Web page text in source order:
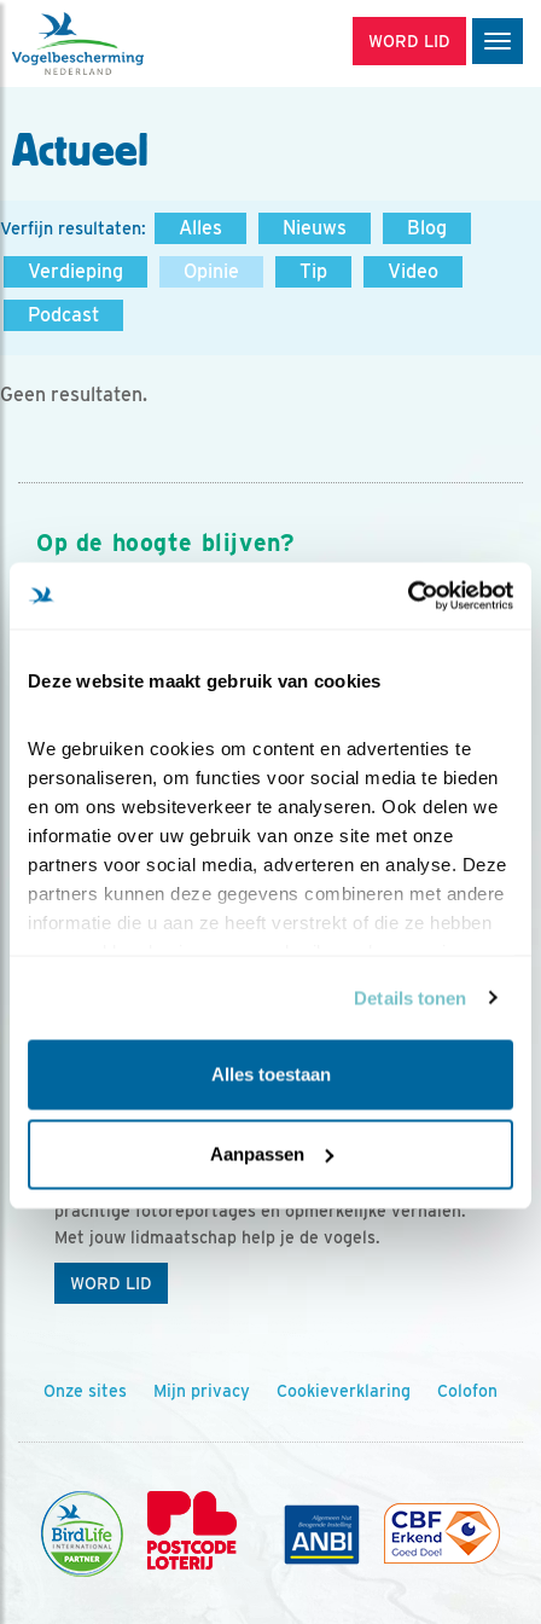
Deze website maakt gebruik van cookies
We gebruiken cookies om content en advertenties te
personaliseren, om functies voor social media te bieden
en om ons websiteverkeer te analyseren. Ook delen we
informatie over uw gebruik van onze site met onze
partners voor social media, adverteren en analyse. Deze
partners kunnen deze gegevens combineren met andere
informatie die u aan ze heeft verstrekt of die ze hebben
Details tonen
Alles toestaan
Aanpassen
WORD LID
Actueel
Verfijn resultaten: Alles Nieuws
Blog
Verdieping
Opinie Tip
Video
Podcast
Geen resultaten.
Op de hoogte blijven?
Meld je aan en ontvang nieuws, inspiratie, acties en tips
over vogels en activiteiten van Vogelbescherming.
Ontvang 5 x Vogels voor € 36,00 per jaar
Vogels is het tijdschrift voor onze leden, met
prachtige fotoreportages en opmerkelijke verhalen.
Met jouw lidmaatschap help je de vogels.
WORD LID
Onze sites Mijn privacy Cookieverklaring Colofon